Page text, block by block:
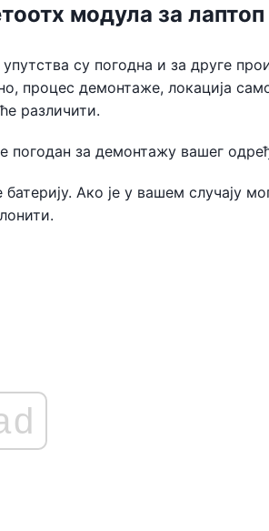
модула за лаптоп
су погодна и за друге
процес демонтаже, локација
различити.
погодан за демонтажу вашег
Ако је у вашем случају